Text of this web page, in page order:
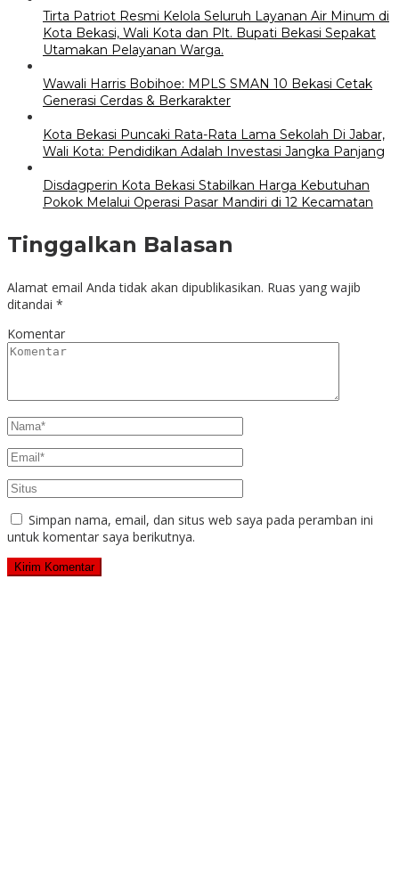
Tirta Patriot Resmi Kelola Seluruh Layanan Air Minum di
Kota Bekasi, Wali Kota dan Plt. Bupati Bekasi Sepakat
Utamakan Pelayanan Warga.
Wawali Harris Bobihoe: MPLS SMAN 10 Bekasi Cetak
Generasi Cerdas & Berkarakter
Kota Bekasi Puncaki Rata-Rata Lama Sekolah Di Jabar,
Wali Kota: Pendidikan Adalah Investasi Jangka Panjang
Disdagperin Kota Bekasi Stabilkan Harga Kebutuhan
Pokok Melalui Operasi Pasar Mandiri di 12 Kecamatan
Tinggalkan Balasan
Alamat email Anda tidak akan dipublikasikan. Ruas yang wajib
ditandai *
Komentar
Simpan nama, email, dan situs web saya pada peramban ini
untuk komentar saya berikutnya.